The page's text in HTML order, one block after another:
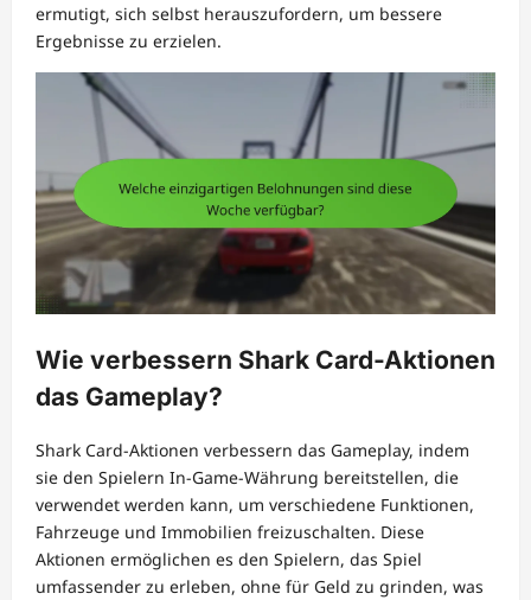
ermutigt, sich selbst herauszufordern, um bessere
Ergebnisse zu erzielen.
Wie verbessern Shark Card-Aktionen
das Gameplay?
Shark Card-Aktionen verbessern das Gameplay, indem
sie den Spielern In-Game-Währung bereitstellen, die
verwendet werden kann, um verschiedene Funktionen,
Fahrzeuge und Immobilien freizuschalten. Diese
Aktionen ermöglichen es den Spielern, das Spiel
umfassender zu erleben, ohne für Geld zu grinden, was